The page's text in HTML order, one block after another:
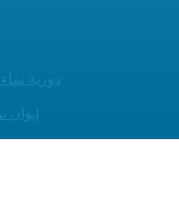
إيوان